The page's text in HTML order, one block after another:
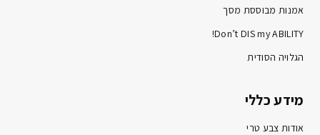
אמנות מבוססת מסך
Don’t DIS my ABILITY!
הגלויה הסודית
מידע כללי
אודות צבע טרי